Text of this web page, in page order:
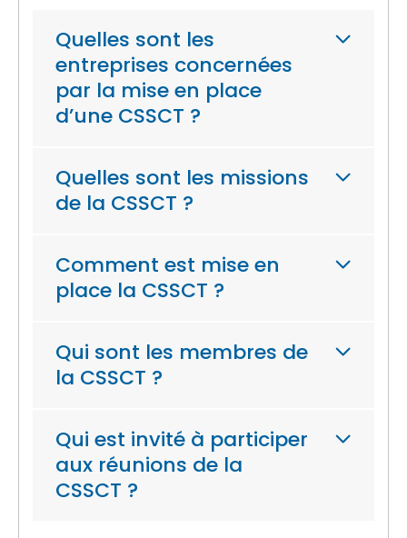
Quelles sont les
entreprises concernées
par la mise en place
d’une CSSCT ?
Quelles sont les missions
de la CSSCT ?
Comment est mise en
place la CSSCT ?
Qui sont les membres de
la CSSCT ?
Qui est invité à participer
aux réunions de la
CSSCT ?